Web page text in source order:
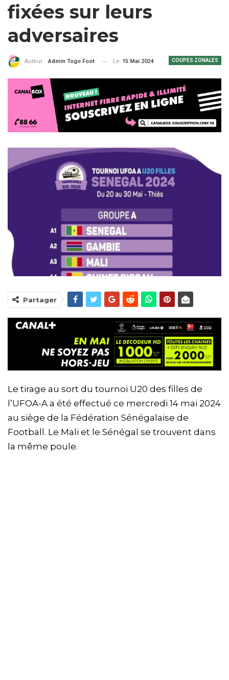
fixées sur leurs
adversaires
COUPES ZONALES
Auteur : Admin Togo Foot Le 15 Mai 2024
Partager
Le tirage au sort du tournoi U20 des filles de
l’UFOA-A a été effectué ce mercredi 14 mai 2024
au siège de la Fédération Sénégalaise de
Football. Le Mali et le Sénégal se trouvent dans
la même poule.